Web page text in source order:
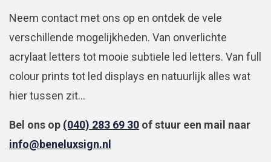
Neem contact met ons op en ontdek de vele
verschillende mogelijkheden. Van onverlichte
acrylaat letters tot mooie subtiele led letters. Van full
colour prints tot led displays en natuurlijk alles wat
hier tussen zit…
Bel ons op (040) 283 69 30 of stuur een mail naar
info@beneluxsign.nl